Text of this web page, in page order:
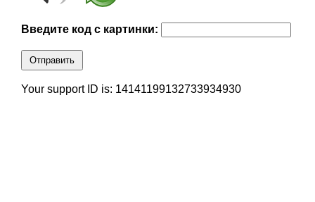
Введите код с картинки:
Отправить
Your support ID is: 14141199132733934930